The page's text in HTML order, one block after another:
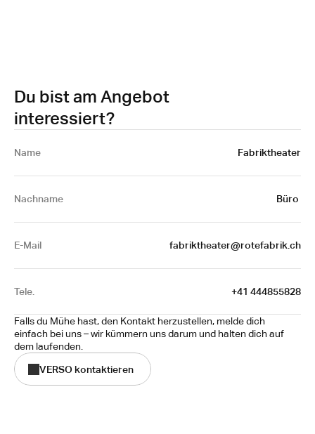
Du bist am Angebot
interessiert?
Name Fabriktheater
Nachname Büro
E-Mail fabriktheater@rotefabrik.ch
Tele. +41 444855828
Falls du Mühe hast, den Kontakt herzustellen, melde dich
einfach bei uns – wir kümmern uns darum und halten dich auf
dem laufenden.
VERSO kontaktieren